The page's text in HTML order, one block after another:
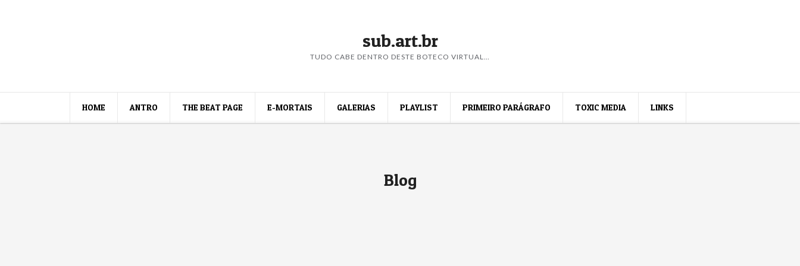
sub.art.br
TUDO CABE DENTRO DESTE BOTECO VIRTUAL…
HOME ANTRO THE BEAT PAGE E-MORTAIS GALERIAS PLAYLIST PRIMEIRO PARÁGRAFO TOXIC MEDIA LINKS
Blog